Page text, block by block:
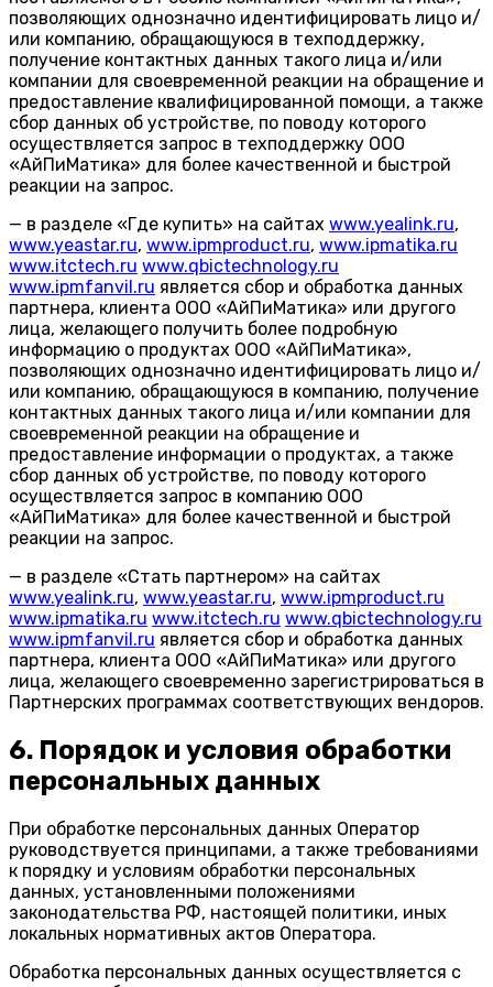
позволяющих однозначно идентифицировать лицо и/
или компанию, обращающуюся в техподдержку,
получение контактных данных такого лица и/или
компании для своевременной реакции на обращение и
предоставление квалифицированной помощи, а также
сбор данных об устройстве, по поводу которого
осуществляется запрос в техподдержку ООО
«АйПиМатика» для более качественной и быстрой
реакции на запрос.
— в разделе «Где купить» на сайтах www.yealink.ru,
www.yeastar.ru, www.ipmproduct.ru, www.ipmatika.ru
www.itctech.ru www.qbictechnology.ru
www.ipmfanvil.ru является сбор и обработка данных
партнера, клиента ООО «АйПиМатика» или другого
лица, желающего получить более подробную
информацию о продуктах ООО «АйПиМатика»,
позволяющих однозначно идентифицировать лицо и/
или компанию, обращающуюся в компанию, получение
контактных данных такого лица и/или компании для
своевременной реакции на обращение и
предоставление информации о продуктах, а также
сбор данных об устройстве, по поводу которого
осуществляется запрос в компанию ООО
«АйПиМатика» для более качественной и быстрой
реакции на запрос.
— в разделе «Стать партнером» на сайтах
www.yealink.ru, www.yeastar.ru, www.ipmproduct.ru
www.ipmatika.ru www.itctech.ru www.qbictechnology.ru
www.ipmfanvil.ru является сбор и обработка данных
партнера, клиента ООО «АйПиМатика» или другого
лица, желающего своевременно зарегистрироваться в
Партнерских программах соответствующих вендоров.
6. Порядок и условия обработки
персональных данных
При обработке персональных данных Оператор
руководствуется принципами, а также требованиями
к порядку и условиям обработки персональных
данных, установленными положениями
законодательства РФ, настоящей политики, иных
локальных нормативных актов Оператора.
Обработка персональных данных осуществляется с